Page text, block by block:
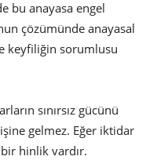
bu anayasa engel
çözümünde anayasal
keyfiliğin sorumlusu
sınırsız gücünü
gelmez. Eğer iktidar
hinlik vardır.